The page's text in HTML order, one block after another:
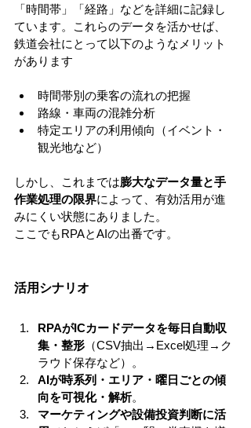
「時間帯」「経路」などを詳細に記録し
ています。これらのデータを活かせば、
鉄道会社にとって以下のようなメリット
があります
時間帯別の乗客の流れの把握
路線・車両の混雑分析
特定エリアの利用傾向（イベント・
観光地など）
しかし、これまでは膨大なデータ量と手
作業処理の限界によって、有効活用が進
みにくい状態にありました。
ここでもRPAとAIの出番です。
活用シナリオ
RPAがICカードデータを毎日自動収
集・整形 （CSV抽出→Excel処理→ク
ラウド保存など）。
AIが時系列・エリア・曜日ごとの傾
向を可視化・解析。
マーケティングや設備投資判断に活